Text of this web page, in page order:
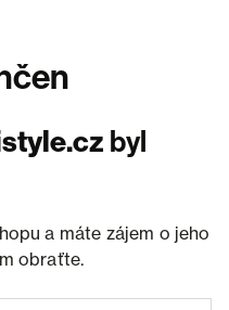
byl
a máte zájem o jeho
obraťte.